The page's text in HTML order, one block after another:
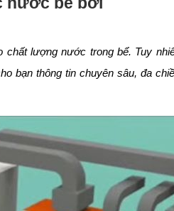
lượng nước trong bể. Tuy
bạn thông tin chuyên sâu, đa